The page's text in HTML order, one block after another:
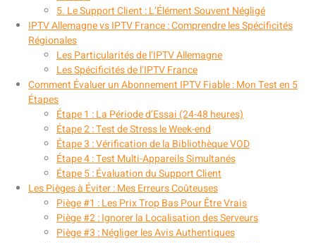
5. Le Support Client : L’Élément Souvent Négligé
IPTV Allemagne vs IPTV France : Comprendre les Spécificités
Régionales
Les Particularités de l’IPTV Allemagne
Les Spécificités de l’IPTV France
Comment Évaluer un Abonnement IPTV Fiable : Mon Test en 5
Étapes
Étape 1 : La Période d’Essai (24-48 heures)
Étape 2 : Test de Stress le Week-end
Étape 3 : Vérification de la Bibliothèque VOD
Étape 4 : Test Multi-Appareils Simultanés
Étape 5 : Évaluation du Support Client
Les Pièges à Éviter : Mes Erreurs Coûteuses
Piège #1 : Les Prix Trop Bas Pour Être Vrais
Piège #2 : Ignorer la Localisation des Serveurs
Piège #3 : Négliger les Avis Authentiques